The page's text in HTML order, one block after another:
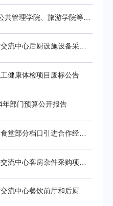
新疆财经大学学术交流中心后厨设施设备采购及安装项目废标公告
健康体检项目废标公告
部门预算公开报告
新疆财经大学学术交流中心餐饮前厅和后厨餐具及杂件采购的更正公告